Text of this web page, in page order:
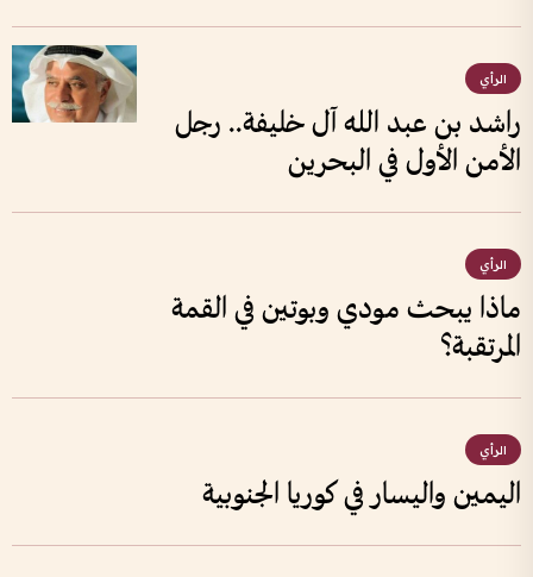
الرأي
راشد بن عبد الله آل خليفة.. رجل
الأمن الأول في البحرين
الرأي
ماذا يبحث مودي وبوتين في القمة
المرتقبة؟
الرأي
اليمين واليسار في كوريا الجنوبية